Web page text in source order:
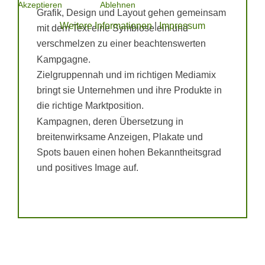
Grafik, Design und Layout gehen gemeinsam
mit dem Text eine Symbiose ein und
verschmelzen zu einer beachtenswerten
Kampgagne.
Zielgruppennah und im richtigen Mediamix
bringt sie Unternehmen und ihre Produkte in
die richtige Marktposition.
Kampagnen, deren Übersetzung in
breitenwirksame Anzeigen, Plakate und
Spots bauen einen hohen Bekanntheitsgrad
und positives Image auf.
Akzeptieren Ablehnen
Weitere Informationen|Impressum